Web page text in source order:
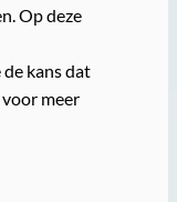
Op deze
kans dat
meer